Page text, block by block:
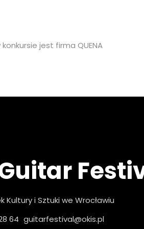
jest firma QUENA
Kultury i Sztuki we Wrocławiu
64 guitarfestival@okis.pl